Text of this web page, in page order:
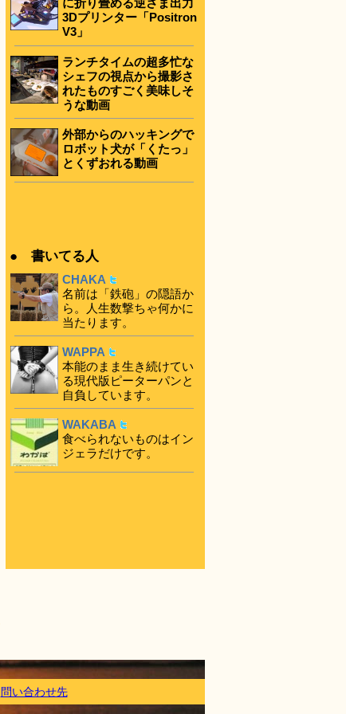
に折り畳める逆さま出力
3Dプリンター「Positron
V3」
ランチタイムの超多忙な
シェフの視点から撮影さ
れたものすごく美味しそ
うな動画
外部からのハッキングで
ロボット犬が「くたっ」
とくずおれる動画
● 書いてる人
CHAKA
名前は「鉄砲」の隠語か
ら。人生数撃ちゃ何かに
当たります。
WAPPA
本能のまま生き続けてい
る現代版ピーターパンと
自負しています。
WAKABA
食べられないものはイン
ジェラだけです。
問い合わせ先